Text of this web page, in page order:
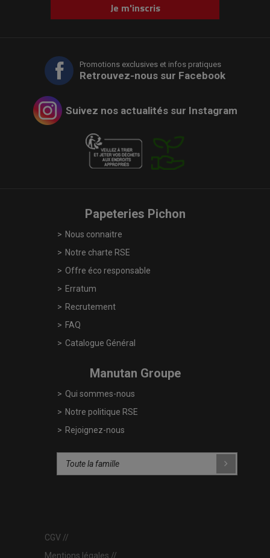
Je m'inscris
Promotions exclusives et infos pratiques
Retrouvez-nous sur Facebook
Suivez nos actualités sur Instagram
Papeteries Pichon
Nous connaitre
Notre charte RSE
Offre éco responsable
Erratum
Recrutement
FAQ
Catalogue Général
Manutan Groupe
Qui sommes-nous
Notre politique RSE
Rejoignez-nous
CGV
Mentions légales